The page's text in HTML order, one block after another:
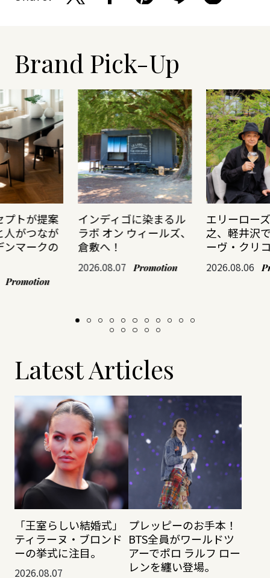
Brand Pick-Up
プトが提案
人がつなが
ンマークの
Promotion
インディゴに染まるル
ラボ オン ウィールズ、
倉敷へ！
2026.08.07 Promotion
エリーロー
之、軽井沢
ーヴ・クリ
2026.08.06
Latest Articles
「王室らしい結婚式」
ティラーヌ・ブロンド
ーの挙式に注目。
2026.08.07
プレッピーのお手本！
BTS全員がワールドツ
アーでポロ ラルフ ロー
レンを纏い登場。